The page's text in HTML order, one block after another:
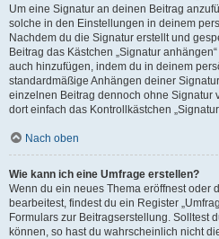
Um eine Signatur an deinen Beitrag
solche in den Einstellungen in deinem
Nachdem du die Signatur erstellt und
Beitrag das Kästchen „Signatur
auch hinzufügen, indem du in deinem
standardmäßige Anhängen deiner
einzelnen Beitrag dennoch ohne Signatur
dort einfach das Kontrollkästchen
Nach oben
Wie kann ich eine Umfrage erstellen?
Wenn du ein neues Thema eröffnest oder
bearbeitest, findest du ein Register
Formulars zur Beitragserstellung. Solltest
können, so hast du wahrscheinlich nicht